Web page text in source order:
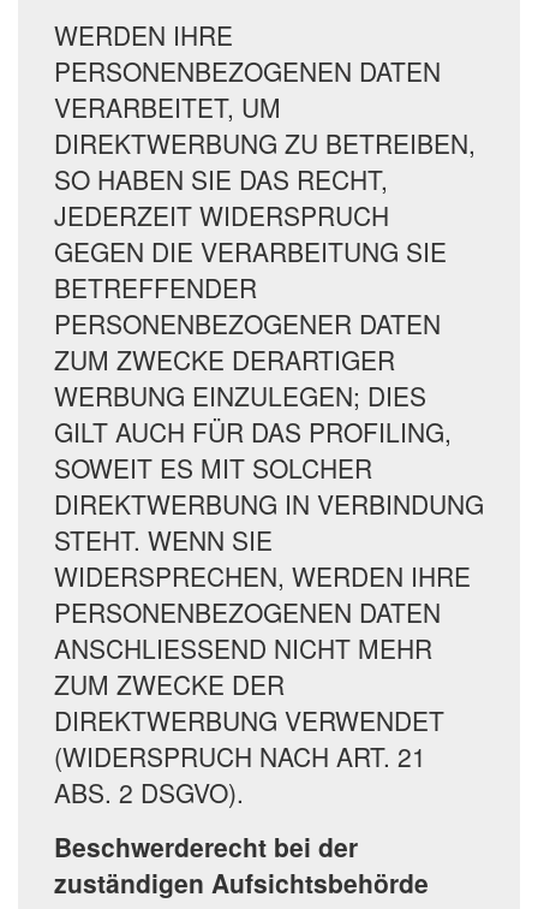
WERDEN IHRE
PERSONENBEZOGENEN DATEN
VERARBEITET, UM
DIREKTWERBUNG ZU BETREIBEN,
SO HABEN SIE DAS RECHT,
JEDERZEIT WIDERSPRUCH
GEGEN DIE VERARBEITUNG SIE
BETREFFENDER
PERSONENBEZOGENER DATEN
ZUM ZWECKE DERARTIGER
WERBUNG EINZULEGEN; DIES
GILT AUCH FÜR DAS PROFILING,
SOWEIT ES MIT SOLCHER
DIREKTWERBUNG IN VERBINDUNG
STEHT. WENN SIE
WIDERSPRECHEN, WERDEN IHRE
PERSONENBEZOGENEN DATEN
ANSCHLIESSEND NICHT MEHR
ZUM ZWECKE DER
DIREKTWERBUNG VERWENDET
(WIDERSPRUCH NACH ART. 21
ABS. 2 DSGVO).
Beschwerderecht bei der
zuständigen Aufsichtsbehörde